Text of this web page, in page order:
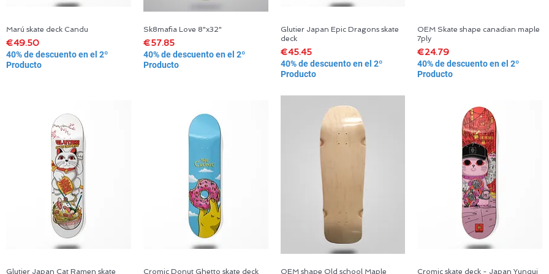
Quick View
Marú skate deck Candu
Price
€49.50
40% de descuento en el 2º
Producto
Quick View
Sk8mafia Love 8"x32"
Price
€57.85
40% de descuento en el 2º
Producto
Quick View
Glutier Japan Epic Dragons skate
deck
Price
€45.45
40% de descuento en el 2º
Producto
Quick View
OEM Skate shape canadian maple
7ply
Price
€24.79
40% de descuento en el 2º
Producto
Glutier Japan Cat Ramen skate
Cromic Donut Ghetto skate deck
OEM shape Old school Maple
Cromic skate deck - Japan Yunqui